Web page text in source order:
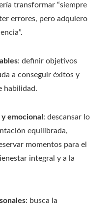
transformar “siempre
errores, pero adquiero
: definir objetivos
a conseguir éxitos y
habilidad.
emocional : descansar lo
equilibrada,
momentos para el
integral y a la
: busca la